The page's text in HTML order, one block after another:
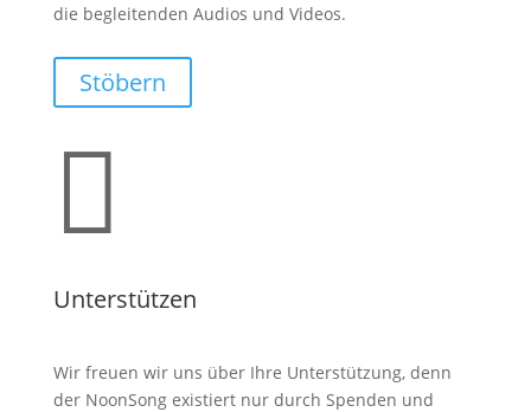
die begleitenden Audios und Videos.
Stöbern

Unterstützen
Wir freuen wir uns über Ihre Unterstützung, denn
der NoonSong existiert nur durch Spenden und